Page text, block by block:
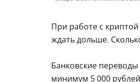
При работе с
ждать дольше.
Банковские
минимум 5 000